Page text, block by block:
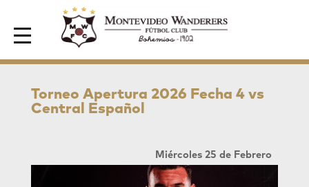
Area de Socios
Torneo Apertura 2026 Fecha 4 vs
Central Español
Miércoles 25 de Febrero